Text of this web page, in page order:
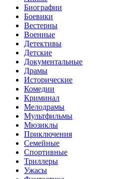
Биографии
Боевики
Вестерны
Военные
Детективы
Детские
Документальные
Драмы
Исторические
Комедии
Криминал
Мелодрамы
Мультфильмы
Мюзиклы
Приключения
Семейные
Спортивные
Триллеры
Ужасы